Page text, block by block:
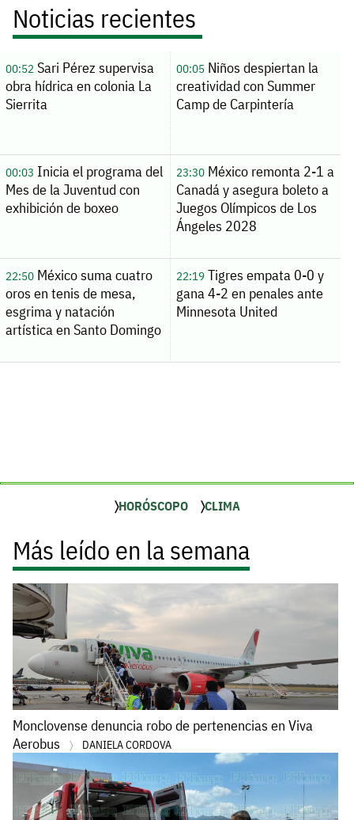
Noticias recientes
00:52Sari Pérez supervisa
obra hídrica en colonia La
Sierrita
00:05Niños despiertan la
creatividad con Summer
Camp de Carpintería
00:03 Inicia el programa del
Mes de la Juventud con
exhibición de boxeo
23:30México remonta 2-1 a
Canadá y asegura boleto a
Juegos Olímpicos de Los
Ángeles 2028
22:50México suma cuatro
oros en tenis de mesa,
esgrima y natación
artística en Santo Domingo
22:19Tigres empata 0-0 y
gana 4-2 en penales ante
Minnesota United
HORÓSCOPO CLIMA
Más leído en la semana
Monclovense denuncia robo de pertenencias en Viva
Aerobus
DANIELA CORDOVA